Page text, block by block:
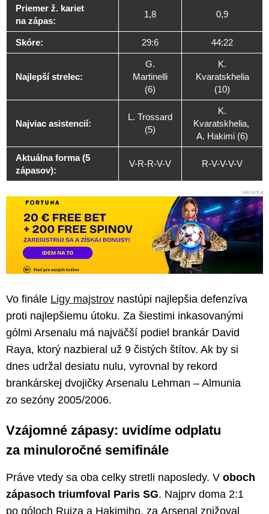
Priemer ž. kariet
na zápas:
1,8 0,9
Skóre: 29:6 44:22
Najlepší strelec:
G.
Martinelli
(6)
K.
Kvaratskhelia
(10)
Najviac asistencií:
L. Trossard
(5)
K.
Kvaratskhelia,
A. Hakimi (6)
Aktuálna forma (5
zápasov):
V-R-R-V-V R-V-V-V-V
Vo finále Ligy majstrov nastúpi najlepšia defenzíva
proti najlepšiemu útoku. Za šiestimi inkasovanými
gólmi Arsenalu má najväčší podiel brankár David
Raya, ktorý nazbieral už 9 čistých štítov. Ak by si
dnes udržal desiatu nulu, vyrovnal by rekord
brankárskej dvojičky Arsenalu Lehman – Almunia
zo sezóny 2005/2006.
Vzájomné zápasy: uvidíme odplatu
za minuloročné semifinále
Práve vtedy sa oba celky stretli naposledy. V oboch
zápasoch triumfoval Paris SG. Najprv doma 2:1
po góloch Ruiza a Hakimiho, za Arsenal znižoval